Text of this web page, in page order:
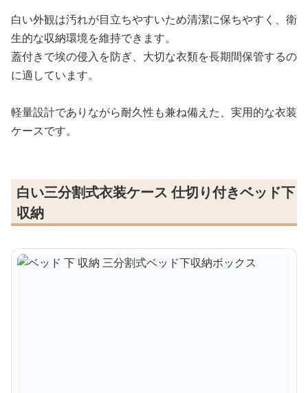
白い外観は汚れが目立ちやすいため清潔に保ちやすく、衛
生的な収納環境を維持できます。
蓋付きで埃の侵入を防ぎ、大切な衣類を長期間保管するの
に適しています。
軽量設計でありながら耐久性も兼ね備えた、実用的な衣装
ケースです。
白い三分割式衣装ケース 仕切り付きベッド下
収納